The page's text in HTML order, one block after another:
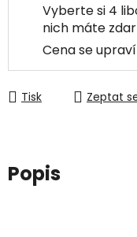
Vyberte si 4
nich máte
Cena se
Tisk Zeptat
Popis